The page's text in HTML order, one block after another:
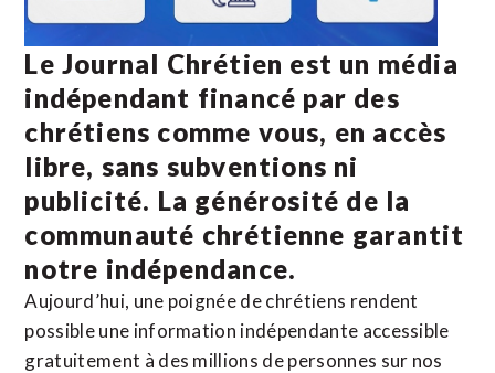
Le Journal Chrétien est un média
indépendant financé par des
chrétiens comme vous, en accès
libre, sans subventions ni
publicité. La générosité de la
communauté chrétienne garantit
notre indépendance.
Aujourd’hui, une poignée de chrétiens rendent
possible une information indépendante accessible
gratuitement à des millions de personnes sur nos